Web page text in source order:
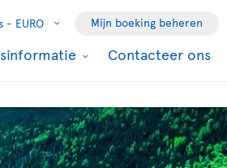
- EURO Mijn boeking beheren
Contacteer ons